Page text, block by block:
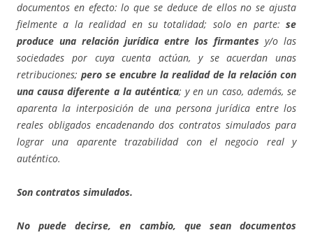
documentos en efecto: lo que se deduce de ellos no se ajusta
fielmente a la realidad en su totalidad; solo en parte: se
produce una relación jurídica entre los firmantes y/o las
sociedades por cuya cuenta actúan, y se acuerdan unas
retribuciones; pero se encubre la realidad de la relación con
una causa diferente a la auténtica; y en un caso, además, se
aparenta la interposición de una persona jurídica entre los
reales obligados encadenando dos contratos simulados para
lograr una aparente trazabilidad con el negocio real y
auténtico.
Son contratos simulados.
No puede decirse, en cambio, que sean documentos